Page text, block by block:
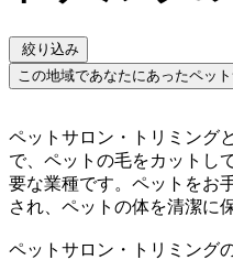
絞り込み
この地域であなたにあったペッ
ペットサロン・トリミング
で、ペットの毛をカットし
要な業種です。ペットをお
され、ペットの体を清潔に
ペットサロン・トリミング